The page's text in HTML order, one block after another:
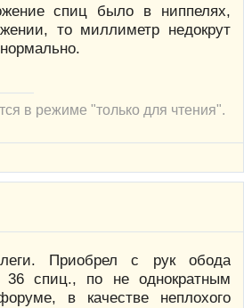
спиц было в ниппелях,
то миллиметр недокрут
в режиме "только для чтения".
Приобрел с рук обода
36 спиц., по не однократным
в качестве неплохого